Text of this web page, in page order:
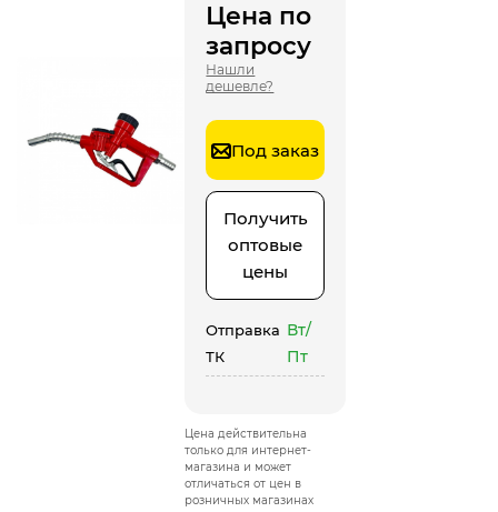
Цена по
запросу
Нашли
дешевле?
Под заказ
Получить
оптовые
цены
Отправка
ТК
Вт/
Пт
Цена действительна
только для интернет-
магазина и может
отличаться от цен в
розничных магазинах